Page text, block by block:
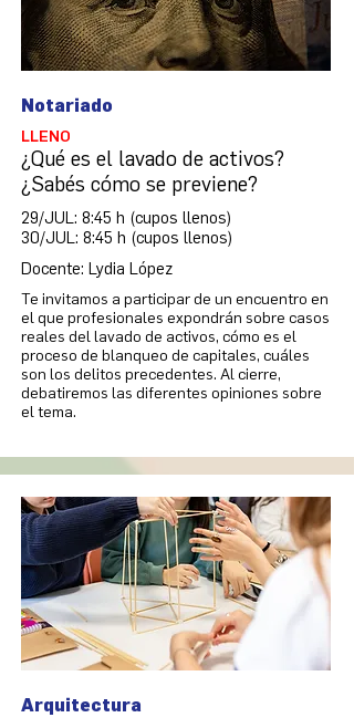
Notariado
LLENO
¿Qué es el lavado de activos?
¿Sabés cómo se previene?
29/JUL: 8:45 h (cupos llenos)
30/JUL: 8:45 h (cupos llenos)
Docente: Lydia López
Te invitamos a participar de un encuentro en
el que profesionales expondrán sobre casos
reales del lavado de activos, cómo es el
proceso de blanqueo de capitales, cuáles
son los delitos precedentes. Al cierre,
debatiremos las diferentes opiniones sobre
el tema.
Arquitectura